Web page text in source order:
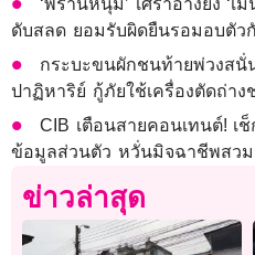
ดับสลด ยอมรับผิดยืนรอมอบตัว
กระบะขนผักชนท้ายพ่วงส
ปาฏิหาริย์ กู้ภัยใช้เครื่องตัดถ่าง
CIB เตือนสายคอนเทนต์! เ
ข้อมูลส่วนตัว หวั่นมิจฉาชีพสวม
ข่าวล่าสุด